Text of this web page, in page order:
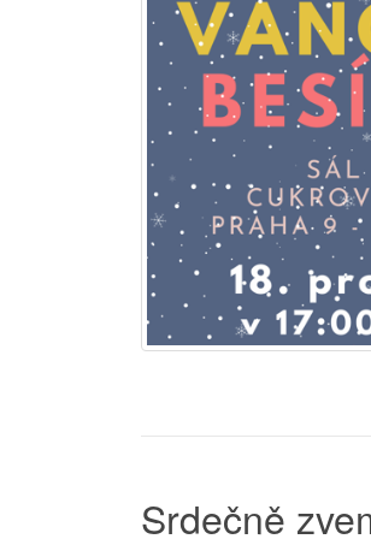
Srdečně